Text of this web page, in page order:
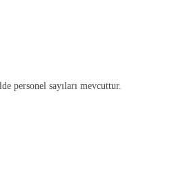
personel sayıları mevcuttur.